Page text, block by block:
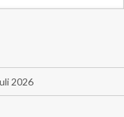
2026